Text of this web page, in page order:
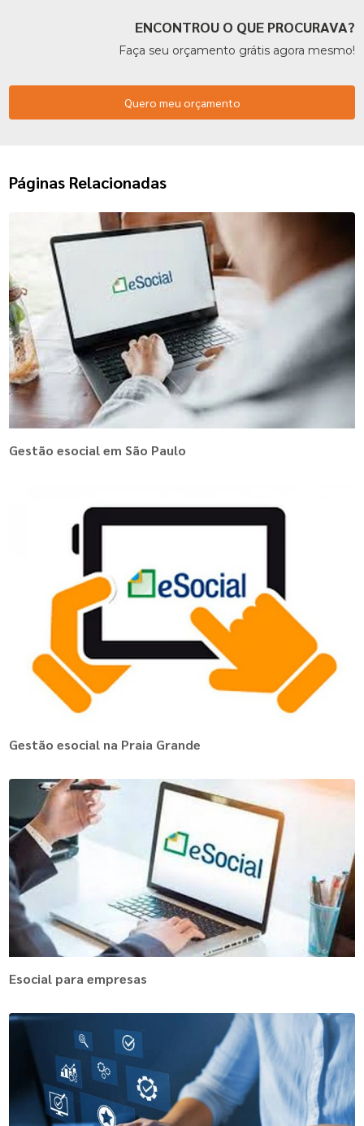
ENCONTROU O QUE PROCURAVA?
Faça seu orçamento grátis agora mesmo!
Quero meu orçamento
Páginas Relacionadas
Gestão esocial em São Paulo
Gestão esocial na Praia Grande
Esocial para empresas